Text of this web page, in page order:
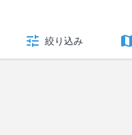
絞り込み